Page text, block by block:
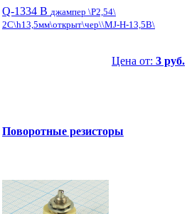
Q-1334 B джампер \P2,54\
2C\h13,5мм\открыт\чер\\MJ-H-13,5B\
Цена от: 3 руб.
Поворотные резисторы